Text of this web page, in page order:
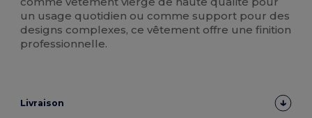
un usage quotidien ou comme support pour des
designs complexes, ce vêtement offre une finition
professionnelle.
Livraison